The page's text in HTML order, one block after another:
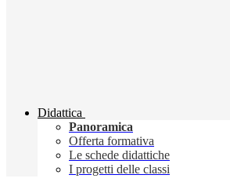
Didattica
Panoramica
Offerta formativa
Le schede didattiche
I progetti delle classi